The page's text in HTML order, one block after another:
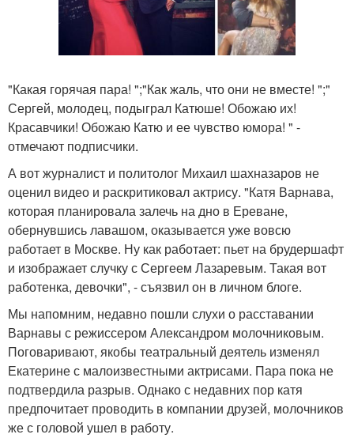
"Какая горячая пара! ";"Как жаль, что они не вместе! ";"
Сергей, молодец, подыграл Катюше! Обожаю их!
Красавчики! Обожаю Катю и ее чувство юмора! " -
отмечают подписчики.
А вот журналист и политолог Михаил шахназаров не
оценил видео и раскритиковал актрису. "Катя Варнава,
которая планировала залечь на дно в Ереване,
обернувшись лавашом, оказывается уже вовсю
работает в Москве. Ну как работает: пьет на брудершафт
и изображает случку с Сергеем Лазаревым. Такая вот
работенка, девочки", - съязвил он в личном блоге.
Мы напомним, недавно пошли слухи о расставании
Варнавы с режиссером Александром молочниковым.
Поговаривают, якобы театральный деятель изменял
Екатерине с малоизвестными актрисами. Пара пока не
подтвердила разрыв. Однако с недавних пор катя
предпочитает проводить в компании друзей, молочников
же с головой ушел в работу.